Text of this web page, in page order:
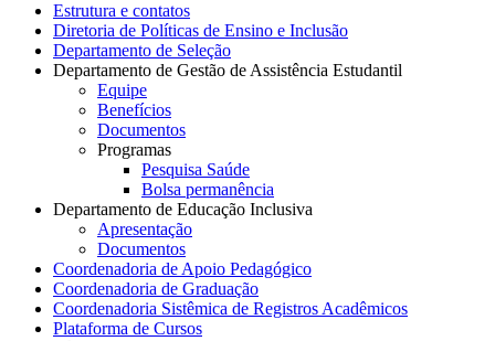
Estrutura e contatos
Diretoria de Políticas de Ensino e Inclusão
Departamento de Seleção
Departamento de Gestão de Assistência Estudantil
Equipe
Benefícios
Documentos
Programas
Pesquisa Saúde
Bolsa permanência
Departamento de Educação Inclusiva
Apresentação
Documentos
Coordenadoria de Apoio Pedagógico
Coordenadoria de Graduação
Coordenadoria Sistêmica de Registros Acadêmicos
Plataforma de Cursos